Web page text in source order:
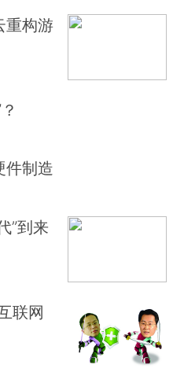
重构游
件制造
”到来
联网